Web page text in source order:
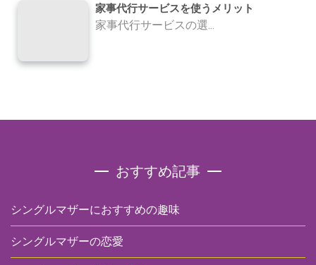
家事代行サービスを使うメリット
家事代行サービスの選...
おすすめ記事
シングルマザーにおすすめの趣味
シングルマザーの恋愛